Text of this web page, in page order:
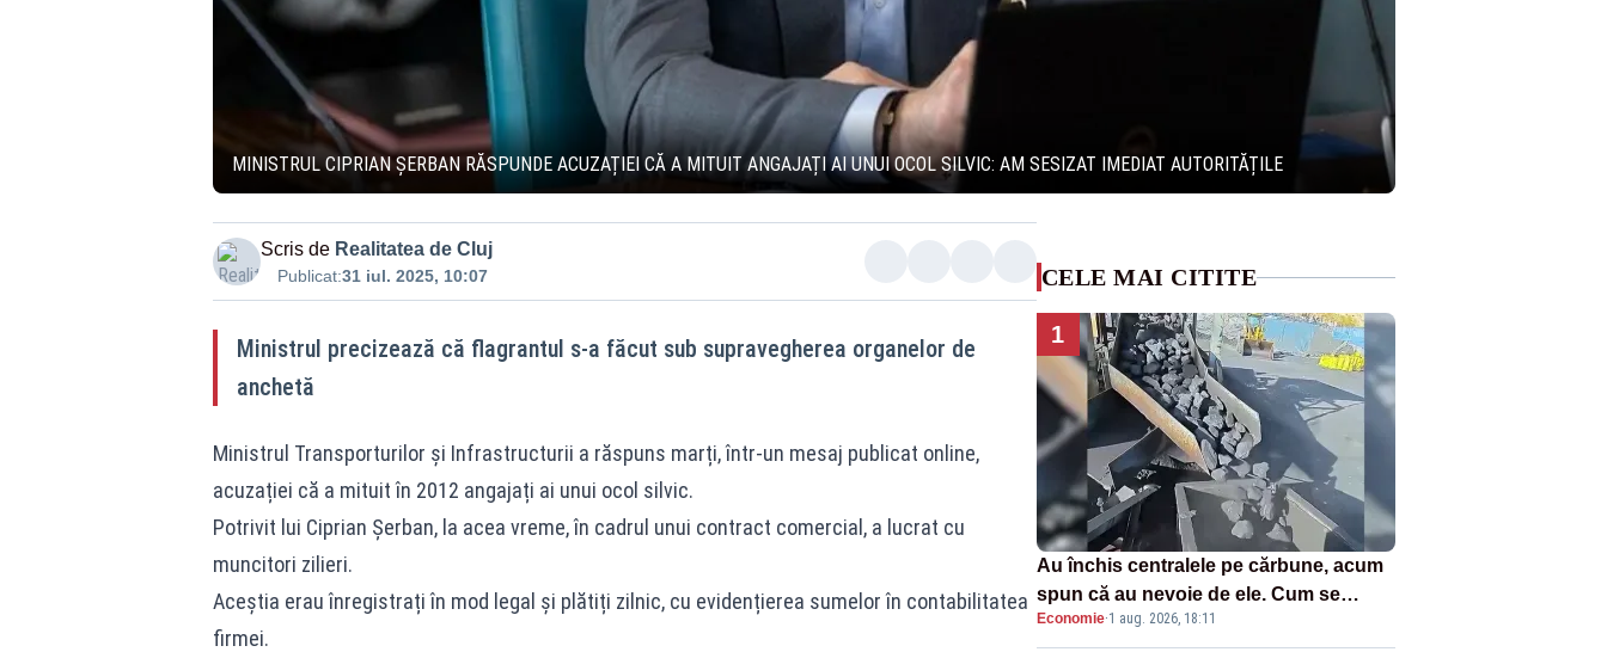
MINISTRUL CIPRIAN ȘERBAN RĂSPUNDE ACUZAȚIEI CĂ A MITUIT ANGAJAȚI AI UNUI OCOL SILVIC: AM SESIZAT IMEDIAT AUTORITĂȚILE
Scris de Realitatea de Cluj
Publicat:31 iul. 2025, 10:07
Ministrul precizează că flagrantul s-a făcut sub supravegherea organelor de
anchetă
Ministrul Transporturilor și Infrastructurii a răspuns marți, într-un mesaj publicat online,
acuzației că a mituit în 2012 angajați ai unui ocol silvic.
Potrivit lui Ciprian Șerban, la acea vreme, în cadrul unui contract comercial, a lucrat cu
muncitori zilieri.
Aceștia erau înregistrați în mod legal și plătiți zilnic, cu evidențierea sumelor în contabilitatea
firmei.
CELE MAI CITITE
1
Au închis centralele pe cărbune, acum
spun că au nevoie de ele. Cum se
pasează vina în plină criză energetică
Economie·1 aug. 2026, 18:11